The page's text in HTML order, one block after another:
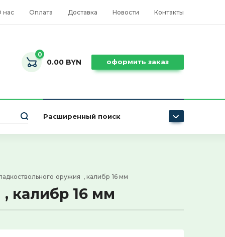
нас Оплата Доставка Новости Контакты
0
0.00 BYN оформить заказ
Расширенный поиск
Цена (BYN):оружия  , калибр 16 мм
калибр 16 мм